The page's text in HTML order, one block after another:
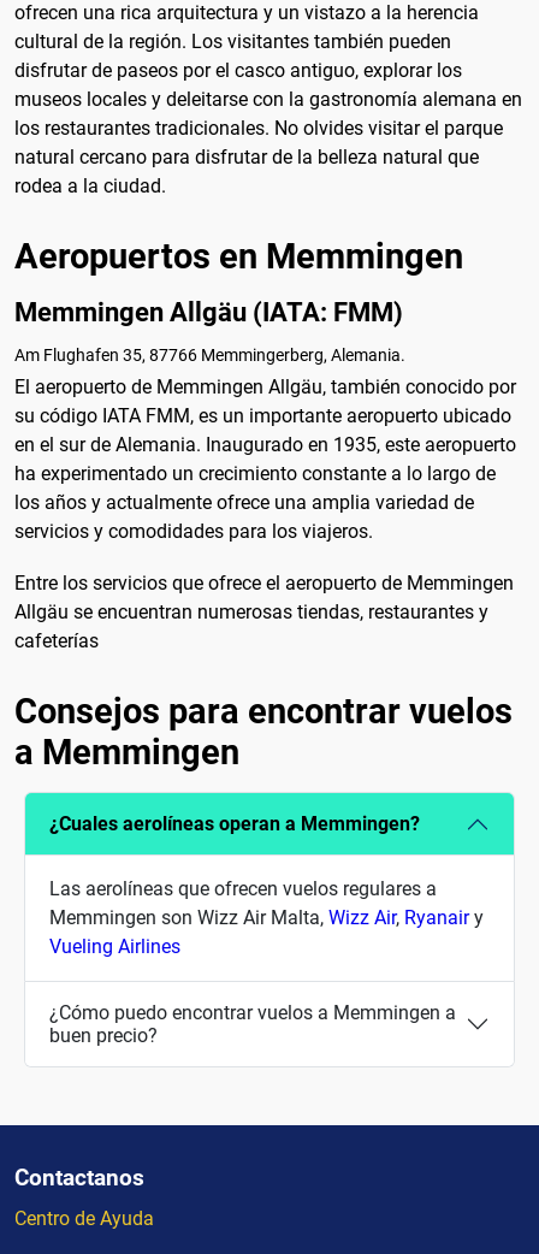
ofrecen una rica arquitectura y un vistazo a la herencia
cultural de la región. Los visitantes también pueden
disfrutar de paseos por el casco antiguo, explorar los
museos locales y deleitarse con la gastronomía alemana en
los restaurantes tradicionales. No olvides visitar el parque
natural cercano para disfrutar de la belleza natural que
rodea a la ciudad.
Aeropuertos en Memmingen
Memmingen Allgäu (IATA: FMM)
Am Flughafen 35, 87766 Memmingerberg, Alemania.
El aeropuerto de Memmingen Allgäu, también conocido por
su código IATA FMM, es un importante aeropuerto ubicado
en el sur de Alemania. Inaugurado en 1935, este aeropuerto
ha experimentado un crecimiento constante a lo largo de
los años y actualmente ofrece una amplia variedad de
servicios y comodidades para los viajeros.
Entre los servicios que ofrece el aeropuerto de Memmingen
Allgäu se encuentran numerosas tiendas, restaurantes y
cafeterías
Consejos para encontrar vuelos
a Memmingen
¿Cuales aerolíneas operan a Memmingen?
Las aerolíneas que ofrecen vuelos regulares a
Memmingen son Wizz Air Malta, Wizz Air, Ryanairy
Vueling Airlines
¿Cómo puedo encontrar vuelos a Memmingen a
buen precio?
Contactanos
Centro de Ayuda